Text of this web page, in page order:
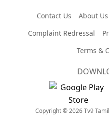
Contact Us About Us
Complaint Redressal
Terms &
Copyright © 2026 Tv9